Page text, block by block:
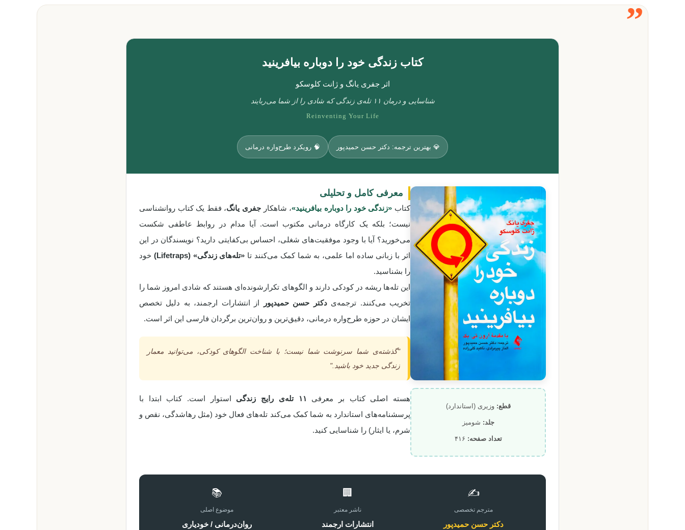
”
کتاب زندگی خود را دوباره بیافرینید
اثرجفری یانگ وژانت کلوسکو
شناسایی و درمان ۱۱ تله‌ی زندگی که شادی را از شما می‌ربایند
Reinventing Your Life
💎 بهترین ترجمه: دکتر حسن حمیدپور 🧠 رویکرد طرح‌واره درمانی
قطع: وزیری (استاندارد)
جلد: شومیز
تعداد صفحه:
معرفی کامل و تحلیلی
کتاب «زندگی خود را دوباره بیافرینید»، شاهکارجفری یانگ، فقط یک کتاب روانشناسی
نیست؛ بلکه یک کارگاه درمانی مکتوب است. آیا مدام در روابط عاطفی شکست
می‌خورید؟ آیا با وجود موفقیت‌های شغلی، احساس بی‌کفایتی دارید؟ نویسندگان در این
اثر با زبانی ساده اما علمی، به شما کمک می‌کنند تا «تله‌های زندگی» (Lifetraps)
خود
را بشناسید.
این تله‌ها ریشه در کودکی دارند و الگوهای تکرارشونده‌ای هستند که شادی امروز شما را
تخریب می‌کنند. ترجمه‌یدکتر حسن حمیدپور
از انتشارات ارجمند، به دلیل تخصص
ایشان در حوزه طرح‌واره درمانی، دقیق‌ترین و روان‌ترین برگردان فارسی این اثر است.
"گذشته‌ی شما سرنوشت شما نیست؛ با شناخت الگوهای کودکی، می‌توانید معمار
زندگی جدید خود باشید."
هسته اصلی کتاب بر معرفی ۱۱ تله‌ی رایج زندگی
استوار است. کتاب ابتدا با
پرسشنامه‌های استاندارد به شما کمک می‌کند تله‌های فعال خود (مثل رهاشدگی، نقص و
شرم، یا ایثار) را شناسایی کنید.
✍️
مترجم تخصصی
دکتر حسن حمیدپور
🏢
ناشر معتبر
انتشارات ارجمند
📚
موضوع اصلی
روان‌درمانی / خودیاری